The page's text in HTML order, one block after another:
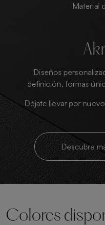
Material
Diseños
definición, formas
Déjate llevar por
Descubre
Colores